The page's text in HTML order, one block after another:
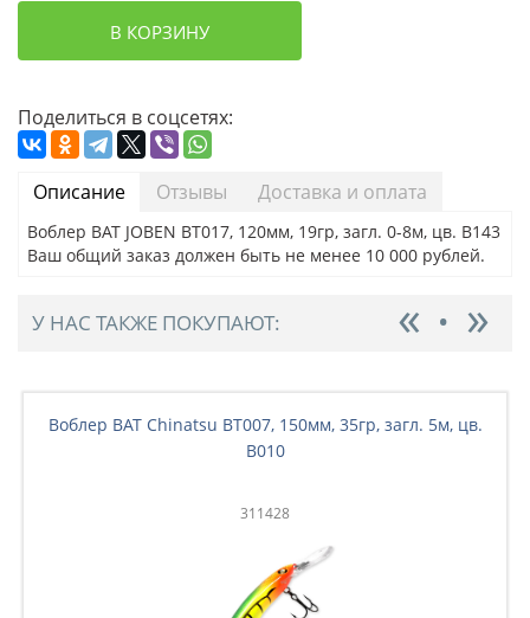
В КОРЗИНУ
Поделиться в соцсетях:
Описание Отзывы Доставка и оплата
Воблер BAT JOBEN BT017, 120мм, 19гр, загл. 0-8м, цв. B143
Ваш общий заказ должен быть не менее 10 000 рублей.
У НАС ТАКЖЕ ПОКУПАЮТ:
Воблер BAT Chinatsu BT007, 150мм, 35гр, загл. 5м, цв.
B010
311428